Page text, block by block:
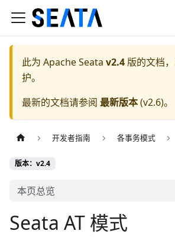
此为 Apache Seata v2.4 版的文档
护。
最新的文档请参阅 最新版本(v2.6)。
开发者指南 各事务模式
版本：v2.4
本页总览
Seata AT 模式